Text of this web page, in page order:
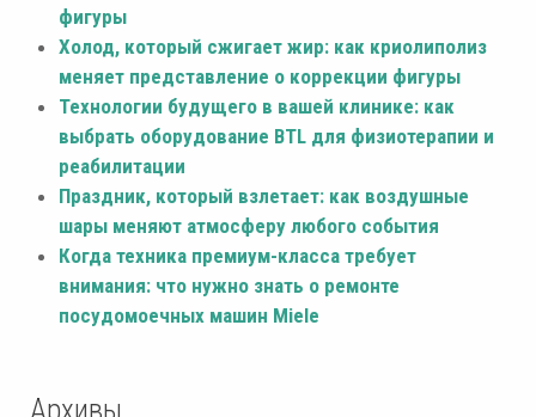
фигуры
Холод, который сжигает жир: как криолиполиз
меняет представление о коррекции фигуры
Технологии будущего в вашей клинике: как
выбрать оборудование BTL для физиотерапии и
реабилитации
Праздник, который взлетает: как воздушные
шары меняют атмосферу любого события
Когда техника премиум-класса требует
внимания: что нужно знать о ремонте
посудомоечных машин Miele